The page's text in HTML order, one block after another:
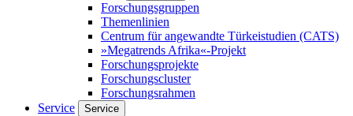
Forschungsgruppen
Themenlinien
Centrum für angewandte Türkeistudien (CATS)
»Megatrends Afrika«-Projekt
Forschungsprojekte
Forschungscluster
Forschungsrahmen
Service
Service